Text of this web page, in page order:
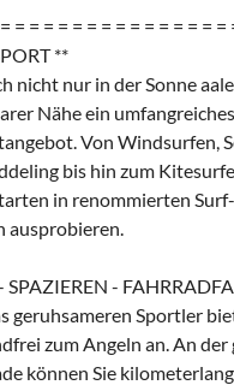
= = = = = = = = = = = = = = =
**
nicht nur in der Sonne
Nähe ein umfangreiches
Von Windsurfen,
bis hin zum
in renommierten Surf-
ausprobieren.
SPAZIEREN -
geruhsameren Sportler
zum Angeln an. An
können Sie